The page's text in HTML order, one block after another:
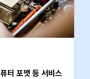
터 포맷 등 서비스